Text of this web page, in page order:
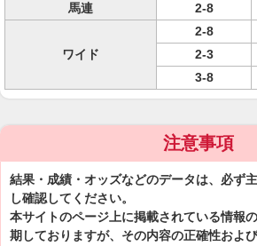
馬連
2-8
ワイド
2-8
2-3
3-8
注意事項
結果・成績・オッズなどのデータは、必ず
し確認してください。
本サイトのページ上に掲載されている情報
期しておりますが、その内容の正確性およ